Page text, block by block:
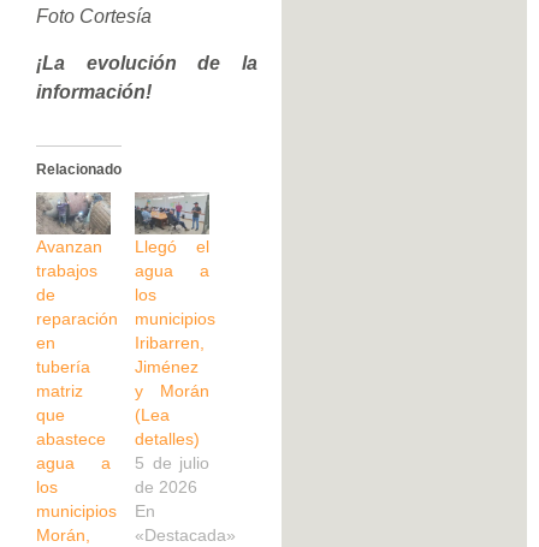
Foto Cortesía
¡La evolución de la
información!
Relacionado
Avanzan
trabajos
de
reparación
en
tubería
matriz
que
abastece
agua a
los
municipios
Morán,
Llegó el
agua a
los
municipios
Iribarren,
Jiménez
y Morán
(Lea
detalles)
5 de julio
de 2026
En
«Destacada»